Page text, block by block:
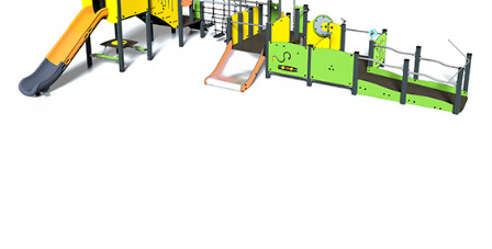
Jocuri cu nisip
Echipamente de catarat
Trasee echilibristica